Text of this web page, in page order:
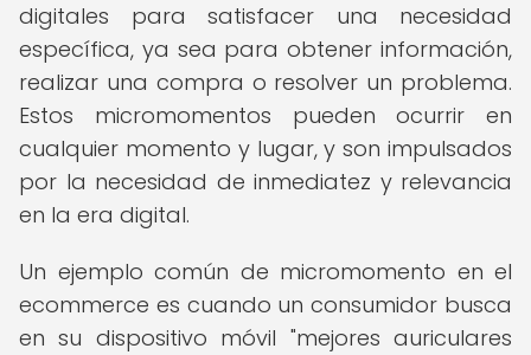
digitales para satisfacer una necesidad
específica, ya sea para obtener información,
realizar una compra o resolver un problema.
Estos micromomentos pueden ocurrir en
cualquier momento y lugar, y son impulsados
por la necesidad de inmediatez y relevancia
en la era digital.
Un ejemplo común de micromomento en el
ecommerce es cuando un consumidor busca
en su dispositivo móvil "mejores auriculares